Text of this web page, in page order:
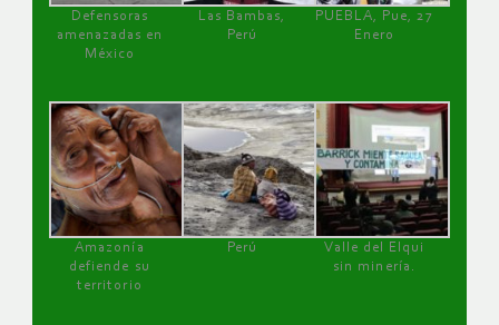
Defensoras
amenazadas en
México
Las Bambas,
Perú
PUEBLA, Pue, 27
Enero
Amazonía
defiende su
territorio
Perú
Valle del Elqui
sin minería.